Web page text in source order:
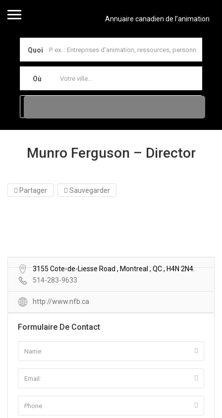
Annuaire canadien de l’animation
Quoi
Où
Munro Ferguson – Director
Partager Sauvegarder
3155 Cote-de-Liesse Road , Montreal , QC , H4N 2N4.
514-283-9633
http://www.nfb.ca
Formulaire De Contact